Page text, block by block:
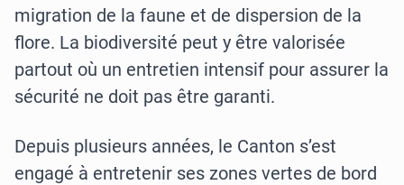
migration de la faune et de dispersion de la
flore. La biodiversité peut y être valorisée
partout où un entretien intensif pour assurer la
sécurité ne doit pas être garanti.
Depuis plusieurs années, le Canton s’est
engagé à entretenir ses zones vertes de bord